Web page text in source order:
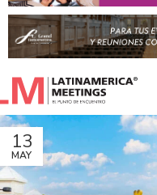
13
MAY